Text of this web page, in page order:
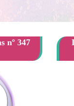
nº 347